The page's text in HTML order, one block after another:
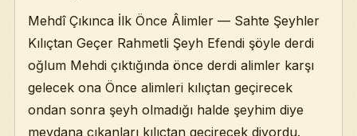
Mehdî Çıkınca İlk Önce Âlimler — Sahte Şeyhler
Kılıçtan Geçer Rahmetli Şeyh Efendi şöyle derdi
oğlum Mehdi çıktığında önce derdi alimler karşı
gelecek ona Önce alimleri kılıçtan geçirecek
ondan sonra şeyh olmadığı halde şeyhim diye
meydana çıkanları kılıçtan geçirecek diyordu.